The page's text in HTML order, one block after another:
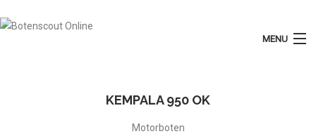
MENU
KEMPALA 950 OK
Motorboten